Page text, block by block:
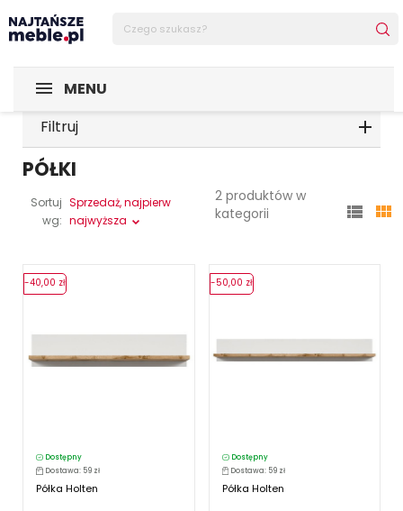
MENU
Filtruj
PÓŁKI
Sortuj
wg:
Sprzedaż, najpierw
najwyższa
2 produktów w
kategorii
 
Dostępny
Dostawa: 59 zł
Półka Holten
-40,00 zł
Dostępny
Dostawa: 59 zł
Półka Holten
-50,00 zł